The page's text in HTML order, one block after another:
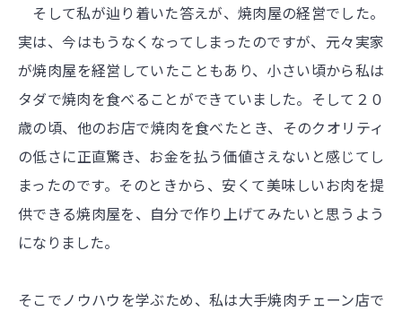
そして私が辿り着いた答えが、焼肉屋の経営でした。
実は、今はもうなくなってしまったのですが、元々実家
が焼肉屋を経営していたこともあり、小さい頃から私は
タダで焼肉を食べることができていました。そして２０
歳の頃、他のお店で焼肉を食べたとき、そのクオリティ
の低さに正直驚き、お金を払う価値さえないと感じてし
まったのです。そのときから、安くて美味しいお肉を提
供できる焼肉屋を、自分で作り上げてみたいと思うよう
になりました。
そこでノウハウを学ぶため、私は大手焼肉チェーン店で